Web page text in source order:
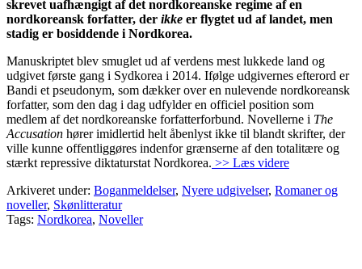
skrevet uafhængigt af det nordkoreanske regime af en
nordkoreansk forfatter, der ikke er flygtet ud af landet, men
stadig er bosiddende i Nordkorea.
Manuskriptet blev smuglet ud af verdens mest lukkede land og
udgivet første gang i Sydkorea i 2014. Ifølge udgivernes efterord er
Bandi et pseudonym, som dækker over en nulevende nordkoreansk
forfatter, som den dag i dag udfylder en officiel position som
medlem af det nordkoreanske forfatterforbund. Novellerne i The
Accusation hører imidlertid helt åbenlyst ikke til blandt skrifter, der
ville kunne offentliggøres indenfor grænserne af den totalitære og
stærkt repressive diktaturstat Nordkorea. >> Læs videre
Arkiveret under: Boganmeldelser, Nyere udgivelser, Romaner og
noveller, Skønlitteratur
Tags: Nordkorea, Noveller